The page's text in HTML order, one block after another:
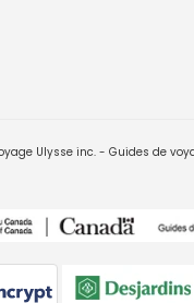
Ulysse inc. - Guides de